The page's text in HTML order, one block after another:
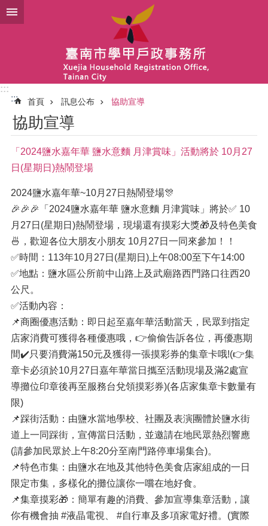
跳到主要內容區塊
:::
:::
首頁 訊息公布 協助宣導
協助宣導
「2024鹽水嘉年華 鹽水意麵 月津賞味」活動將於 10月27
日(星期日)熱鬧登場
2024鹽水嘉年華~10月27日熱鬧登場🎊
🎉🎉🎉「2024鹽水嘉年華 鹽水意麵 月津賞味」將於✅ 10
月27日(星期日)熱鬧登場，現場還有摸彩大獎🎁及特色美食
🍜，歡迎各位大朋友小朋友 10月27日一同來參加！！
✅時間：113年10月27日(星期日)上午08:00至下午14:00
✅地點：鹽水區公所前中山路上及武廟路西門路口往西20
公尺。
✅活動內容：
📌商圈優惠活動：即日起至嘉年華活動當天，民眾到指定
店家消費可獲得各種優惠哦，👉偷偷告訴各位，再優惠期
間✔️只要消費滿150元及獲得一張摸彩券的集章卡哦!(👉集
章卡必須於10月27日嘉年華當日攜至活動現場及滿2處宣
導攤位印章後再至服務台兌領摸彩券)(各店家集章卡數量有
限)
📌踩街活動：由鹽水當地學校、社團及表演團體於鹽水街
道上一同踩街，宣傳當日活動，並邀請在地民眾熱烈響應
(請參加民眾於上午8:20分至南門路停車場集合)。
📌特色市集：由鹽水在地及其他特色美食店家組成的一日
限定市集，多樣化的攤位讓你一嚐在地好食。
📌集章摸彩🎁：簡單有趣的消費、參加宣導集章活動，讓
你有機會抽 #液晶電視、 #自行車及多項家電好禮。(實際